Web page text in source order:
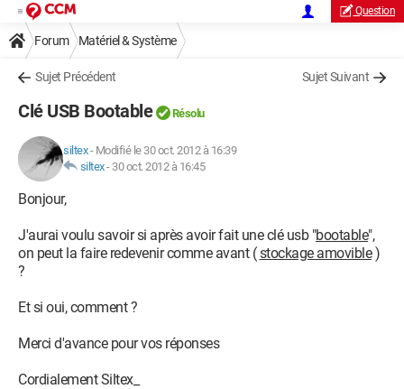
Question
Forum Matériel & Système
Sujet Précédent Sujet Suivant
Clé USB Bootable Résolu
siltex- Modifié le 30 oct. 2012 à 16:39
siltex- 30 oct. 2012 à 16:45
Bonjour,
J'aurai voulu savoir si après avoir fait une clé usb "bootable",
on peut la faire redevenir comme avant (stockage amovible)
?
Et si oui, comment ?
Merci d'avance pour vos réponses
Cordialement Siltex_